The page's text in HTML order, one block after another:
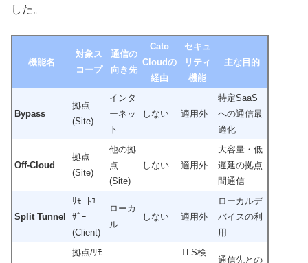
した。
機能名
対象ス
コープ
通信の
向き先
Cato
Cloudの
経由
セキュ
リティ
機能
主な目的
Bypass
拠点
(Site)
インタ
ーネッ
ト
しない 適用外
特定SaaS
への通信最
適化
Off-Cloud
拠点
(Site)
他の拠
点
(Site)
しない 適用外
大容量・低
遅延の拠点
間通信
Split Tunnel
ﾘﾓｰﾄﾕｰ
ｻﾞｰ
(Client)
ローカ
ル
しない 適用外
ローカルデ
バイスの利
用
拠点/ﾘﾓ
TLS検
通信先との